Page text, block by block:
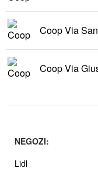
Coop Via
Coop Via
NEGOZI:
Lidl